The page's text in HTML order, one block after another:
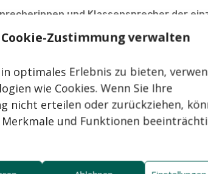
Cookie-Zustimmung verwalten
optimales Erlebnis zu bieten,
wie Cookies. Wenn Sie Ihre
nicht erteilen oder zurückziehen,
und Funktionen
und Klassensprecher der
Elementen lernen, als
jeweils einen Stuhl in derselben
und Anweisungen ihrer
konnten sich sehen
Wahl der Schülersprecherinnen und
Gewählt wurden Alesia Barbera (10b),
ausgewählt, damit die
der Tag außerhalb des gewohnten